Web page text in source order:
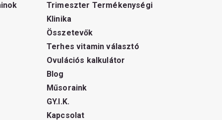
Trimeszter Termékenységi
Klinika
Összetevők
Terhes vitamin választó
Ovulációs kalkulátor
Blog
Műsoraink
GY.I.K.
Kapcsolat